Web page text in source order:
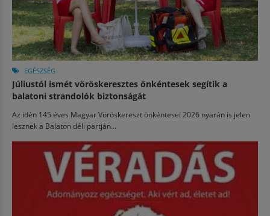
EGÉSZSÉG
Júliustól ismét vöröskeresztes önkéntesek segítik a
balatoni strandolók biztonságát
Az idén 145 éves Magyar Vöröskereszt önkéntesei 2026 nyarán is jelen
lesznek a Balaton déli partján...